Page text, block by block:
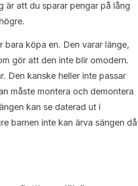
är att du sparar pengar på lång
köpa en. Den varar länge,
gör att den inte blir omodern.
Den kanske heller inte passar
måste montera och demontera
kan se daterad ut i
barnen inte kan ärva sängen då